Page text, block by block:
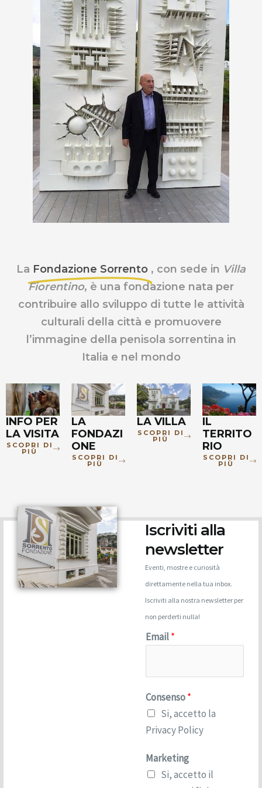
La Fondazione Sorrento , con sede in Villa
Fiorentino, è una fondazione nata per
contribuire allo sviluppo di tutte le attività
culturali della città e promuovere
l’immagine della penisola sorrentina in
Italia e nel mondo
INFO PER
LA VISITA
SCOPRI DI
PIÙ
LA
FONDAZI
ONE
SCOPRI DI
PIÙ
LA VILLA
SCOPRI DI
PIÙ
IL
TERRITO
RIO
SCOPRI DI
PIÙ
Iscriviti alla
newsletter
Eventi, mostre e curiosità
direttamente nella tua inbox.
Iscriviti alla nostra newsletter per
non perderti nulla!
Email*
Consenso*
Si, accetto la
Privacy Policy
E
m
Marketing
Si, accetto il